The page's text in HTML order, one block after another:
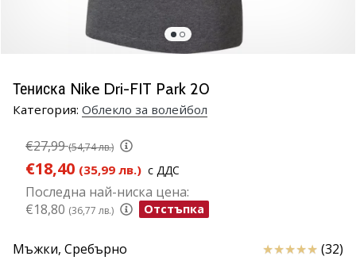
страст
като
Присъединете
се
амбасадор
на
Тениска Nike Dri-FIT Park 20
Категория: Облекло за волейбол
€27,99 (54,74 лв.)
€18,40 (35,99 лв.) с ДДС
Последна най-ниска цена:
€18,80 (36,77 лв.) Отстъпка
Мъжки, Сребърно Отзиви (32)